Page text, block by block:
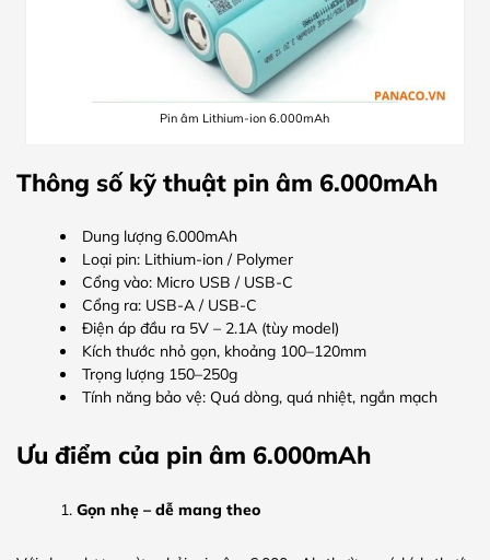
Pin âm Lithium-ion 6.000mAh
Thông số kỹ thuật pin âm 6.000mAh
Dung lượng 6.000mAh
Loại pin: Lithium-ion / Polymer
Cổng vào: Micro USB / USB-C
Cổng ra: USB-A / USB-C
Điện áp đầu ra 5V – 2.1A (tùy model)
Kích thước nhỏ gọn, khoảng 100–120mm
Trọng lượng 150–250g
Tính năng bảo vệ: Quá dòng, quá nhiệt, ngắn mạch
Ưu điểm của pin âm 6.000mAh
Gọn nhẹ – dễ mang theo